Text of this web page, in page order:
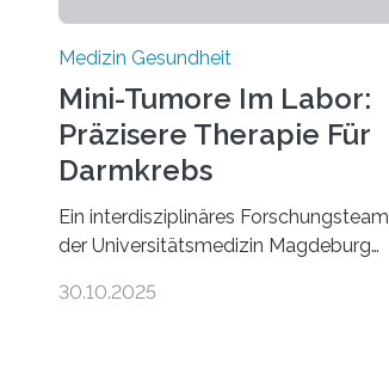
Medizin Gesundheit
Mini-Tumore Im Labor:
Präzisere Therapie Für
Darmkrebs
Ein interdisziplinäres Forschungsteam
der Universitätsmedizin Magdeburg
Darmkrebs künftig individueller
30.10.2025